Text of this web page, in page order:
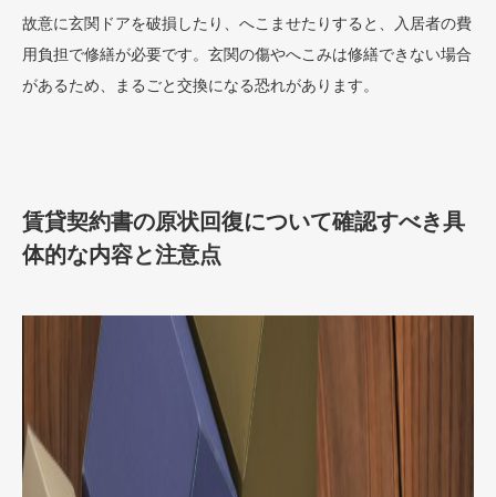
故意に玄関ドアを破損したり、へこませたりすると、入居者の費
用負担で修繕が必要です。玄関の傷やへこみは修繕できない場合
があるため、まるごと交換になる恐れがあります。
賃貸契約書の原状回復について確認すべき具
体的な内容と注意点